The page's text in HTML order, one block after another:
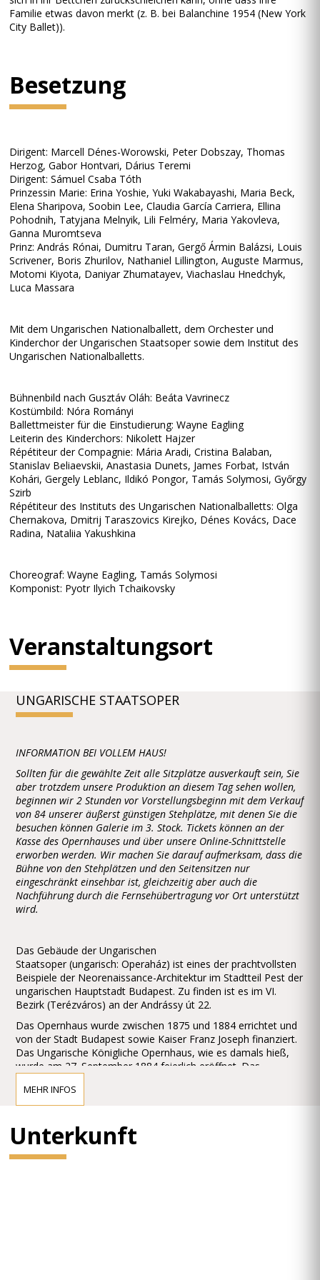
Familie etwas davon merkt (z. B. bei Balanchine 1954 (New York
City Ballet)).
Besetzung
Dirigent: Marcell Dénes-Worowski, Peter Dobszay, Thomas
Herzog, Gabor Hontvari, Dárius Teremi
Dirigent: Sámuel Csaba Tóth
Prinzessin Marie: Erina Yoshie, Yuki Wakabayashi, Maria Beck,
Elena Sharipova, Soobin Lee, Claudia García Carriera, Ellina
Pohodnih, Tatyjana Melnyik, Lili Felméry, Maria Yakovleva,
Ganna Muromtseva
Prinz: András Rónai, Dumitru Taran, Gergő Ármin Balázsi, Louis
Scrivener, Boris Zhurilov, Nathaniel Lillington, Auguste Marmus,
Motomi Kiyota, Daniyar Zhumatayev, Viachaslau Hnedchyk,
Luca Massara
Mit dem Ungarischen Nationalballett, dem Orchester und
Kinderchor der Ungarischen Staatsoper sowie dem Institut des
Ungarischen Nationalballetts.
Bühnenbild nach Gusztáv Oláh: Beáta Vavrinecz
Kostümbild: Nóra Rományi
Ballettmeister für die Einstudierung: Wayne Eagling
Leiterin des Kinderchors: Nikolett Hajzer
Répétiteur der Compagnie: Mária Aradi, Cristina Balaban,
Stanislav Beliaevskii, Anastasia Dunets, James Forbat, István
Kohári, Gergely Leblanc, Ildikó Pongor, Tamás Solymosi, Győrgy
Szirb
Répétiteur des Instituts des Ungarischen Nationalballetts: Olga
Chernakova, Dmitrij Taraszovics Kirejko, Dénes Kovács, Dace
Radina, Nataliia Yakushkina
Choreograf: Wayne Eagling, Tamás Solymosi
Komponist: Pyotr Ilyich Tchaikovsky
Veranstaltungsort
UNGARISCHE STAATSOPER
INFORMATION BEI VOLLEM HAUS!
Sollten für die gewählte Zeit alle Sitzplätze ausverkauft sein, Sie
aber trotzdem unsere Produktion an diesem Tag sehen wollen,
beginnen wir 2 Stunden vor Vorstellungsbeginn mit dem Verkauf
von 84 unserer äußerst günstigen Stehplätze, mit denen Sie die
besuchen können Galerie im 3. Stock. Tickets können an der
Kasse des Opernhauses und über unsere Online-Schnittstelle
erworben werden. Wir machen Sie darauf aufmerksam, dass die
Bühne von den Stehplätzen und den Seitensitzen nur
eingeschränkt einsehbar ist, gleichzeitig aber auch die
Nachführung durch die Fernsehübertragung vor Ort unterstützt
wird.
Das Gebäude der Ungarischen
Staatsoper (ungarisch: Operaház) ist eines der prachtvollsten
Beispiele der Neorenaissance-Architektur im Stadtteil Pest der
ungarischen Hauptstadt Budapest. Zu finden ist es im VI.
Bezirk (Terézváros) an der Andrássy út 22.
Das Opernhaus wurde zwischen 1875 und 1884 errichtet und
von der Stadt Budapest sowie Kaiser Franz Joseph finanziert.
Das Ungarische Königliche Opernhaus, wie es damals hieß,
wurde am 27. September 1884 feierlich eröffnet. Das
mit barocken Elementen, mit zahlreichen Ornamenten,
Gemälden und Skulpturen. Besonders erwähnenswert sind die
der Oper, welche von Bertalan Székely, Mór Than und Károly
Lotz angefertigt wurden. Die Budapester Oper gilt als eines
der Meisterwerke von Miklós Yblund als eines der schönsten
MEHR INFOS
Unterkunft